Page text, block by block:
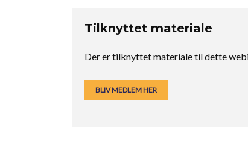
Tilknyttet materiale
Der er tilknyttet materiale til dette
BLIV MEDLEM HER